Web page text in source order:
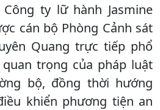
ty lữ hành Jasmine
cán bộ Phòng Cảnh sát
Quang trực tiếp phổ
trọng của pháp luật
bộ, đồng thời hướng
khiển phương tiện an